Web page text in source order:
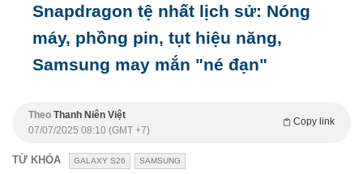
Snapdragon tệ nhất lịch sử: Nóng
máy, phồng pin, tụt hiệu năng,
Samsung may mắn "né đạn"
Theo Thanh Niên Việt
Copy link
07/07/2025 08:10 (GMT +7)
TỪ KHÓA GALAXY S26 SAMSUNG